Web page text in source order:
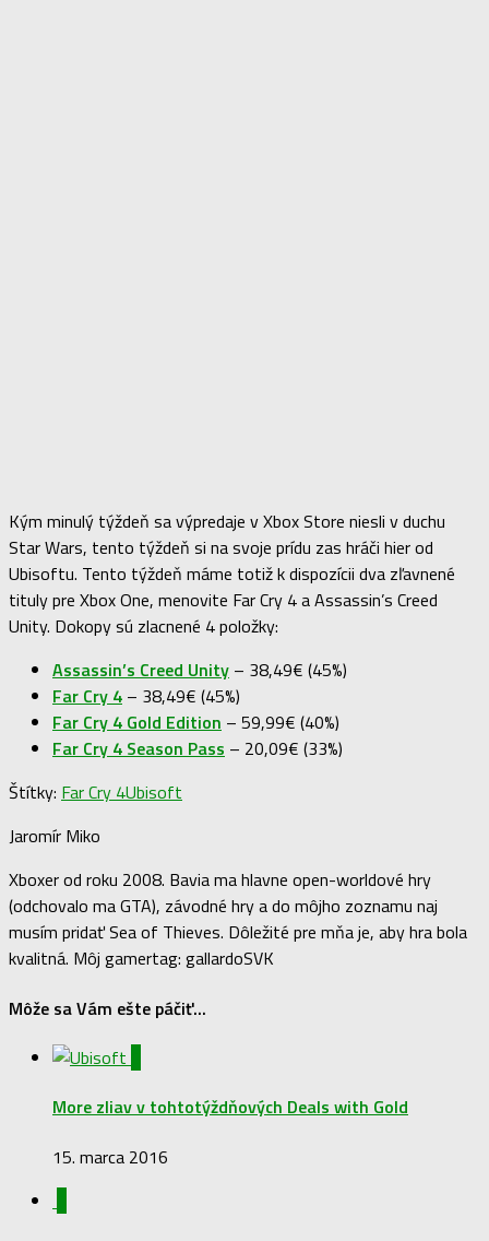
Kým minulý týždeň sa výpredaje v Xbox Store niesli v duchu
Star Wars, tento týždeň si na svoje prídu zas hráči hier od
Ubisoftu. Tento týždeň máme totiž k dispozícii dva zľavnené
tituly pre Xbox One, menovite Far Cry 4 a Assassin’s Creed
Unity. Dokopy sú zlacnené 4 položky:
Assassin’s Creed Unity – 38,49€ (45%)
Far Cry 4 – 38,49€ (45%)
Far Cry 4 Gold Edition – 59,99€ (40%)
Far Cry 4 Season Pass – 20,09€ (33%)
Štítky: Far Cry 4Ubisoft
Jaromír Miko
Xboxer od roku 2008. Bavia ma hlavne open-worldové hry
(odchovalo ma GTA), závodné hry a do môjho zoznamu naj
musím pridať Sea of Thieves. Dôležité pre mňa je, aby hra bola
kvalitná. Môj gamertag: gallardoSVK
Môže sa Vám ešte páčiť...
More zliav v tohtotýždňových Deals with Gold
15. marca 2016